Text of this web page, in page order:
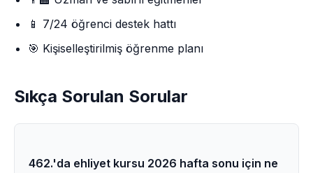
📱 7/24 öğrenci destek hattı
🎯 Kişiselleştirilmiş öğrenme planı
Sıkça Sorulan Sorular
462.'da ehliyet kursu 2026 hafta sonu için ne